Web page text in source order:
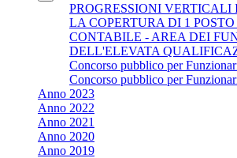
PROGRESSIONI VERTICALI
LA COPERTURA DI 1
CONTABILE - AREA DEI
DELL'ELEVATA
Concorso pubblico per
Concorso pubblico per
Anno 2023
Anno 2022
Anno 2021
Anno 2020
Anno 2019